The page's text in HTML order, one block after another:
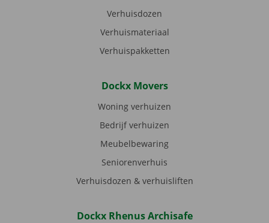
Verhuisdozen
Verhuismateriaal
Verhuispakketten
Dockx Movers
Woning verhuizen
Bedrijf verhuizen
Meubelbewaring
Seniorenverhuis
Verhuisdozen & verhuisliften
Dockx Rhenus Archisafe